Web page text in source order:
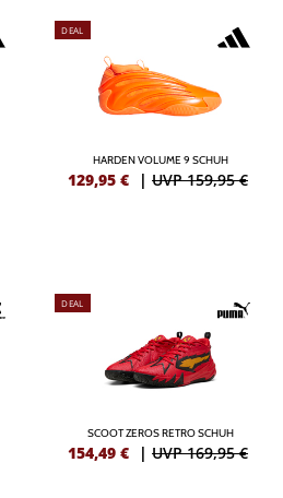
DEAL
HARDEN VOLUME 9 SCHUH
129,95 € | UVP 159,95 €
DEAL
SCOOT ZEROS RETRO SCHUH
154,49 € | UVP 169,95 €